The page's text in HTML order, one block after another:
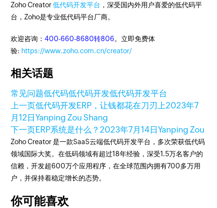
Zoho Creator低代码开发平台 ，深受国内外用户喜爱的低代码平
台，Zoho是专业低代码平台厂商。
欢迎咨询：400-660-8680转806。立即免费体
验: https://www.zoho.com.cn/creator/
相关话题
常见问题低代码低代码开发低代码开发平台
上一页低代码开发ERP，让钱都花在刀刃上2023年7
月12日Yanping Zou Shang
下一页ERP系统是什么？ 2023年7月14日Yanping Zou
Zoho Creator 是一款SaaS云端低代码开发平台，多次荣获低代码
领域国际大奖。在低码领域有超过18年经验，深受1.5万名客户的
信赖，开发超600万个应用程序，在全球范围内拥有700多万用
户，并保持着稳定增长的态势。
你可能喜欢